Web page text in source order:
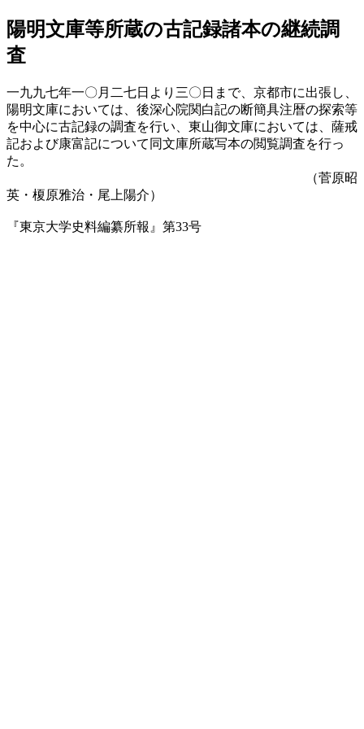
陽明文庫等所蔵の古記録諸本の継続調
査
一九九七年一〇月二七日より三〇日まで、京都市に出張し、
陽明文庫においては、後深心院関白記の断簡具注暦の探索等
を中心に古記録の調査を行い、東山御文庫においては、薩戒
記および康富記について同文庫所蔵写本の閲覧調査を行っ
た。
（菅原昭
英・榎原雅治・尾上陽介）
『東京大学史料編纂所報』第33号